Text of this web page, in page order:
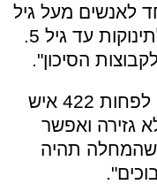
לאנשים מעל גיל
65, לחולים כרוניים בכל גיל, ולתינוקות עד גיל 5.
הסיכון".
מזרחי הזכירה כי בשנה שעברה לפחות 422 איש
גזירה ואפשר
שהמחלה תהיה